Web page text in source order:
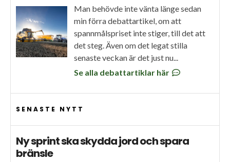
Man behövde inte vänta länge sedan
min förra debattartikel, om att
spannmålspriset inte stiger, till det att
det steg. Även om det legat stilla
senaste veckan är det just nu...
Se alla debattartiklar här
SENASTE NYTT
Ny sprint ska skydda jord och spara
bränsle